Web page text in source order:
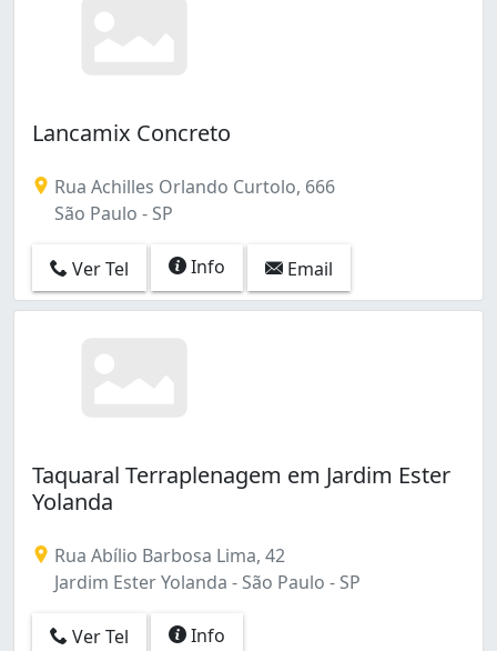
Lancamix Concreto
Rua Achilles Orlando Curtolo, 666
São Paulo - SP
Ver Tel Info Email
Taquaral Terraplenagem em Jardim Ester
Yolanda
Rua Abílio Barbosa Lima, 42
Jardim Ester Yolanda - São Paulo - SP
Ver Tel Info